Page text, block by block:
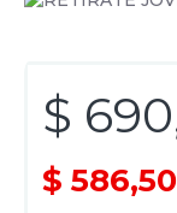
$
$ 586,50